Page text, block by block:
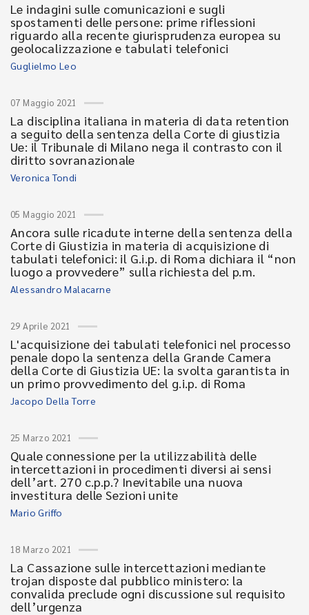
Le indagini sulle comunicazioni e sugli
spostamenti delle persone: prime riflessioni
riguardo alla recente giurisprudenza europea su
geolocalizzazione e tabulati telefonici
Guglielmo Leo
07 Maggio 2021
La disciplina italiana in materia di data retention
a seguito della sentenza della Corte di giustizia
Ue: il Tribunale di Milano nega il contrasto con il
diritto sovranazionale
Veronica Tondi
05 Maggio 2021
Ancora sulle ricadute interne della sentenza della
Corte di Giustizia in materia di acquisizione di
tabulati telefonici: il G.i.p. di Roma dichiara il “non
luogo a provvedere” sulla richiesta del p.m.
Alessandro Malacarne
29 Aprile 2021
L'acquisizione dei tabulati telefonici nel processo
penale dopo la sentenza della Grande Camera
della Corte di Giustizia UE: la svolta garantista in
un primo provvedimento del g.i.p. di Roma
Jacopo Della Torre
25 Marzo 2021
Quale connessione per la utilizzabilità delle
intercettazioni in procedimenti diversi ai sensi
dell’art. 270 c.p.p.? Inevitabile una nuova
investitura delle Sezioni unite
Mario Griffo
18 Marzo 2021
La Cassazione sulle intercettazioni mediante
trojan disposte dal pubblico ministero: la
convalida preclude ogni discussione sul requisito
dell’urgenza